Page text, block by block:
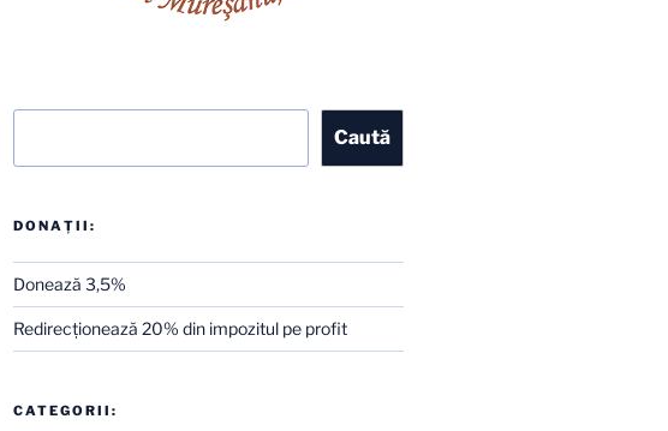
Caută
DONAȚII:
Donează 3,5%
Redirecţionează 20% din impozitul pe profit
CATEGORII: